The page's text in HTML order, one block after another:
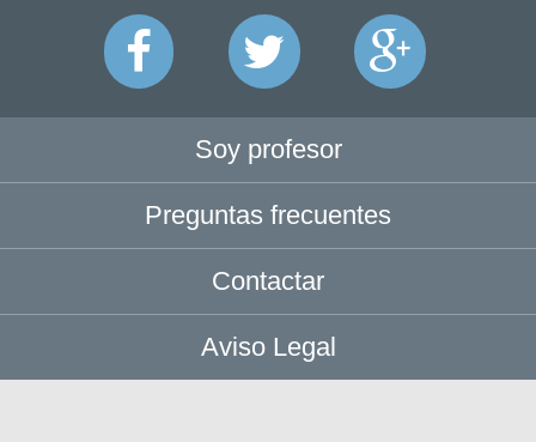
Soy profesor
Preguntas frecuentes
Contactar
Aviso Legal